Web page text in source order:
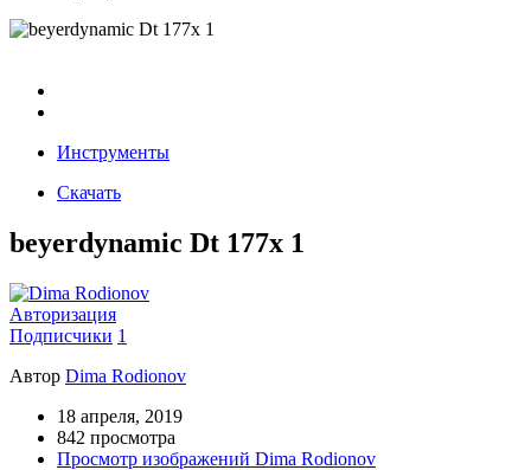
Инструменты
Скачать
beyerdynamic Dt 177x 1
Авторизация
Подписчики 1
Автор Dima Rodionov
18 апреля, 2019
842 просмотра
Просмотр изображений Dima Rodionov